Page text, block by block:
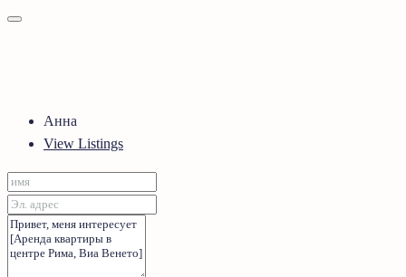
Анна
View Listings